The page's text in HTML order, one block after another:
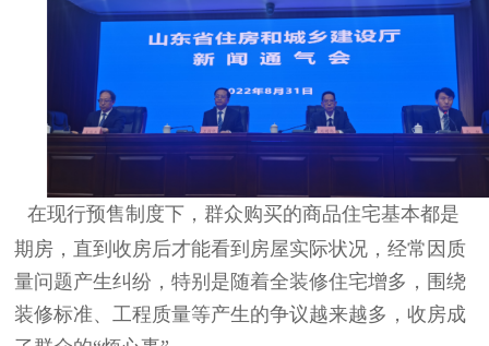
在现行预售制度下，群众购买的商品住宅基本都是
期房，直到收房后才能看到房屋实际状况，经常因质
量问题产生纠纷，特别是随着全装修住宅增多，围绕
装修标准、工程质量等产生的争议越来越多，收房成